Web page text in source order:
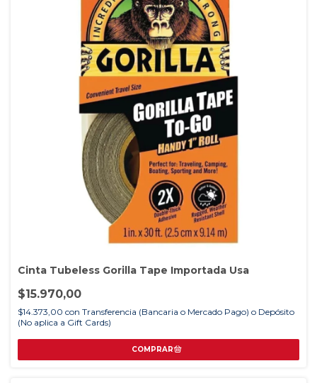
Cinta Tubeless Gorilla Tape Importada Usa
$15.970,00
$14.373,00 con Transferencia (Bancaria o Mercado Pago) o Depósito
(No aplica a Gift Cards)